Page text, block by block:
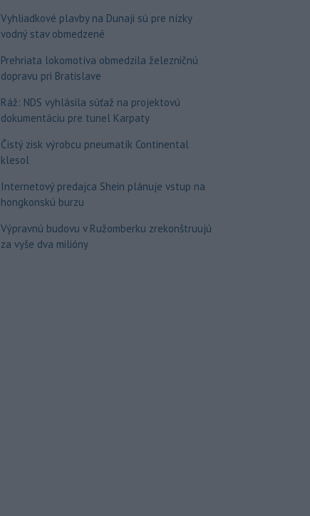
Vyhliadkové plavby na Dunaji sú pre nízky
vodný stav obmedzené
Prehriata lokomotíva obmedzila železničnú
dopravu pri Bratislave
Ráž: NDS vyhlásila súťaž na projektovú
dokumentáciu pre tunel Karpaty
Čistý zisk výrobcu pneumatík Continental
klesol
Internetový predajca Shein plánuje vstup na
hongkonskú burzu
Výpravnú budovu v Ružomberku zrekonštruujú
za vyše dva milióny